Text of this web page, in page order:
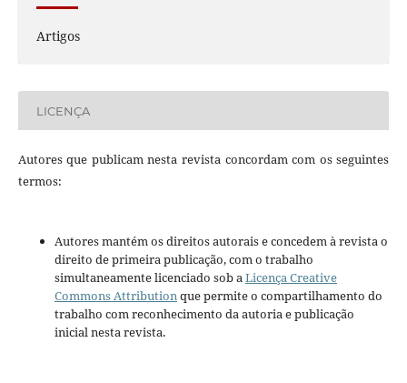
Artigos
LICENÇA
Autores que publicam nesta revista concordam com os seguintes
termos:
Autores mantém os direitos autorais e concedem à revista o
direito de primeira publicação, com o trabalho
simultaneamente licenciado sob aLicença Creative
Commons Attributionque permite o compartilhamento do
trabalho com reconhecimento da autoria e publicação
inicial nesta revista.